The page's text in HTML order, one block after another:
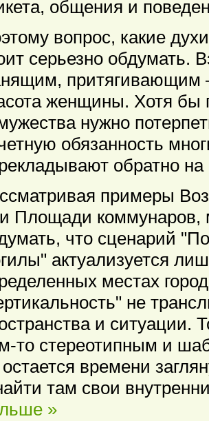
общения и
вопрос, какие
серьезно обдумать.
притягивающим
женщины. Хотя бы
нужно
обязанность
обратно
примеры
Площади
что сценарий
актуализуется
местах
не
и ситуации.
то стереотипным и
времени
там свои
»